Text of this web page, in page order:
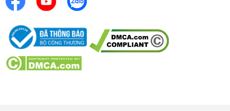
Bước 2 : Cho nước vào bình
Đổ lượng nước phù hợp, không vượt quá mức dung tích tối
đa 1.5L.
Bước 3 : Cho trà vào bộ lọc